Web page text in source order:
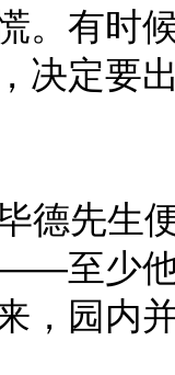
。有时
决定要
德先生
至少
，园内